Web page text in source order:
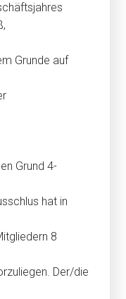
Grunde auf
Grund 4-
hat in
8
Der/die